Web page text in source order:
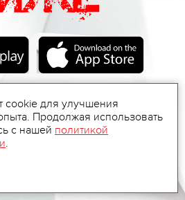
cookie для улучшения
Продолжая использовать
с нашей политикой
.